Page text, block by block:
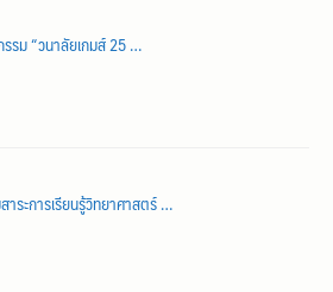
รม “วนาลัยเกมส์ 25 …
ระการเรียนรู้วิทยาศาสตร์ …